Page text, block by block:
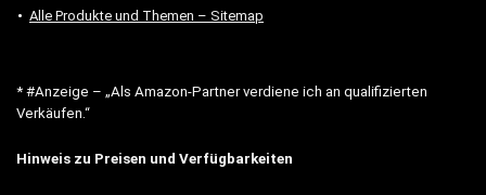
Alle Produkte und Themen – Sitemap
* #Anzeige – „Als Amazon-Partner verdiene ich an qualifizierten
Verkäufen.“
Hinweis zu Preisen und Verfügbarkeiten